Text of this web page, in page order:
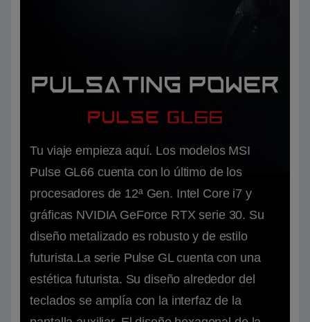
Tu viaje empieza aquí. Los modelos MSI
Pulse GL66 cuenta con lo último de los
procesadores de 12ª Gen. Intel Core i7 y
gráficas NVIDIA GeForce RTX serie 30. Su
diseño metalizado es robusto y de estilo
futurista.La serie Pulse GL cuenta con una
estética futurista. Su diseño alrededor del
teclados se amplía con la interfaz de la